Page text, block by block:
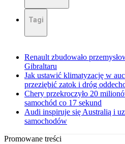
Tagi
Renault zbudowało
Gibraltaru
Jak ustawić klimatyzację w
przeziębić zatok i dróg
Chery przekroczyło 20
samochód co 17 sekund
Audi inspiruje się Australią i
samochodów
Promowane treści